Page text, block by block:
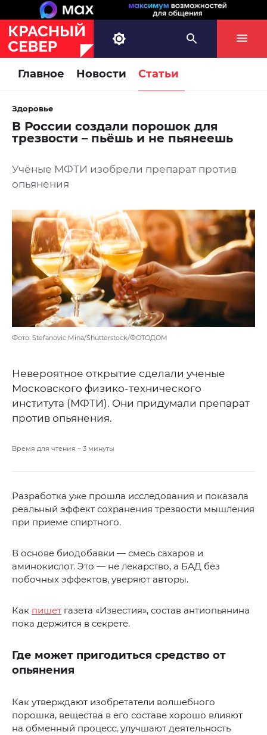
Главное Новости Статьи
Здоровье
В России создали порошок для
трезвости – пьёшь и не пьянеешь
Учёные МФТИ изобрели препарат против
опьянения
Фото: Stefanovic Mina/Shutterstock/ФОТОДОМ
Невероятное открытие сделали ученые
Московского физико-технического
института (МФТИ). Они придумали препарат
против опьянения.
Время для чтения ~ 3 минуты
Разработка уже прошла исследования и показала
реальный эффект сохранения трезвости мышления
при приеме спиртного.
В основе биодобавки — смесь сахаров и
аминокислот. Это — не лекарство, а БАД без
побочных эффектов, уверяют авторы.
Как пишет газета «Известия», состав антиопьянина
пока держится в секрете.
Где может пригодиться средство от
опьянения
Как утверждают изобретатели волшебного
порошка, вещества в его составе хорошо влияют
на обменный процесс, улучшают деятельность